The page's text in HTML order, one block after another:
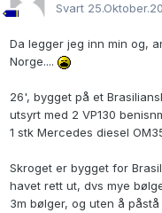
Svart
Da legger jeg inn min og,
Norge....
26', bygget på et
utsyrt med 2 VP130
1 stk Mercedes diesel
Skroget er bygget for
havet rett ut, dvs mye
3m bølger, og uten å